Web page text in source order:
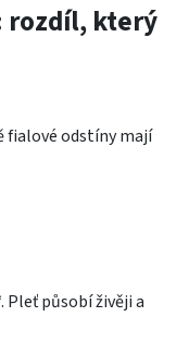
rozdíl, který
fialové odstíny mají
působí živěji a